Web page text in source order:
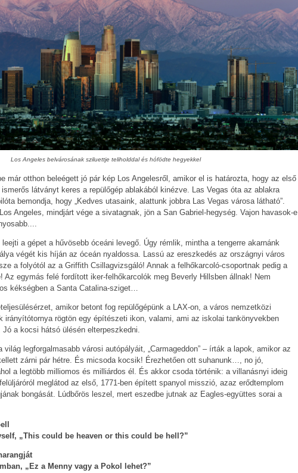
Los Angeles belvárosának sziluettje teliholddal és hófödte hegyekkel
már otthon beleégett jó pár kép Los Angelesről, amikor el is határozta, hogy az első
látványt keres a repülőgép ablakából kinézve. Las Vegas óta az ablakra
bemondja, hogy „Kedves utasaink, alattunk jobbra Las Vegas városa látható”.
Angeles, mindjárt vége a sivatagnak, jön a San Gabriel-hegység. Vajon havasok-e
a gépet a hűvösebb óceáni levegő. Úgy rémlik, mintha a tengerre akarnánk
végét kis híján az óceán nyaldossa. Lassú az ereszkedés az országnyi város
a folyótól az a Griffith Csillagvizsgáló! Annak a felhőkarcoló-csoportnak pedig a
Az egymás felé fordított iker-felhőkarcolók meg Beverly Hillsben állnak! Nem
kékségben a Santa Catalina-sziget…
amikor betont fog repülőgépünk a LAX-on, a város nemzetközi
irányítótornya rögtön egy építészeti ikon, valami, ami az iskolai tankönyvekben
a kocsi hátsó ülésén elterpeszkedni.
világ legforgalmasabb városi autópályáit, „Carmageddon” – írták a lapok, amikor az
zárni pár hétre. És micsoda kocsik! Érezhetően ott suhanunk…, no jó,
a legtöbb milliomos és milliárdos él. És akkor csoda történik: a villanásnyi ideig
meglátod az első, 1771-ben épített spanyol misszió, azaz erődtemplom
bongását. Lúdbőrös leszel, mert eszedbe jutnak az Eagles-együttes sorai a
„This could be heaven or this could be hell?”
„Ez a Menny vagy a Pokol lehet?”